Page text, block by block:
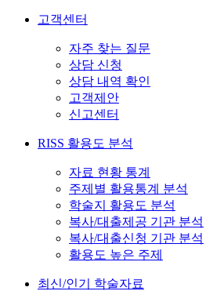
고객센터
자주 찾는 질문
상담 신청
상담 내역 확인
고객제안
신고센터
RISS 활용도 분석
자료 현황 통계
주제별 활용통계 분석
학술지 활용도 분석
복사/대출제공 기관 분석
복사/대출신청 기관 분석
활용도 높은 주제
최신/인기 학술자료